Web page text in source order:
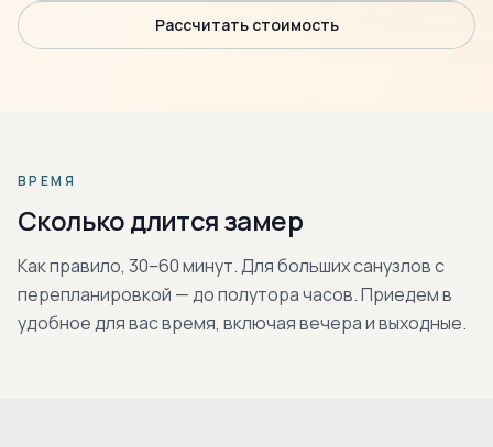
Рассчитать стоимость
ВРЕМЯ
Сколько длится замер
Как правило, 30–60 минут. Для больших санузлов с
перепланировкой — до полутора часов. Приедем в
удобное для вас время, включая вечера и выходные.